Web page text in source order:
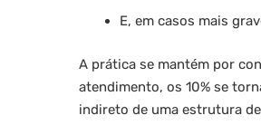
E, em casos mais
A prática se mantém por
atendimento, os 10% se
indireto de uma estrutura